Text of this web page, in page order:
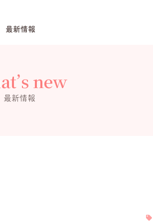
最新情報
new
最新情報